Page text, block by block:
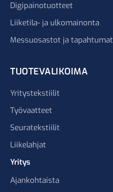
Digipainotuotteet
Liiketila- ja ulkomainonta
Messuosastot ja tapahtumat
TUOTEVALIKOIMA
Yritystekstiilit
Työvaatteet
Seuratekstiilit
Liikelahjat
Yritys
Ajankohtaista